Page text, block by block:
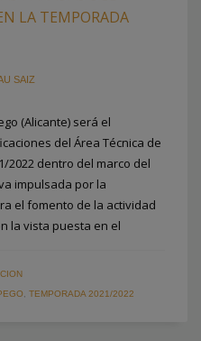
LA TEMPORADA
SAIZ
(Alicante) será el
del Área Técnica de
2022 dentro del marco del
impulsada por la
el fomento de la actividad
la vista puesta en el
TEMPORADA 2021/2022